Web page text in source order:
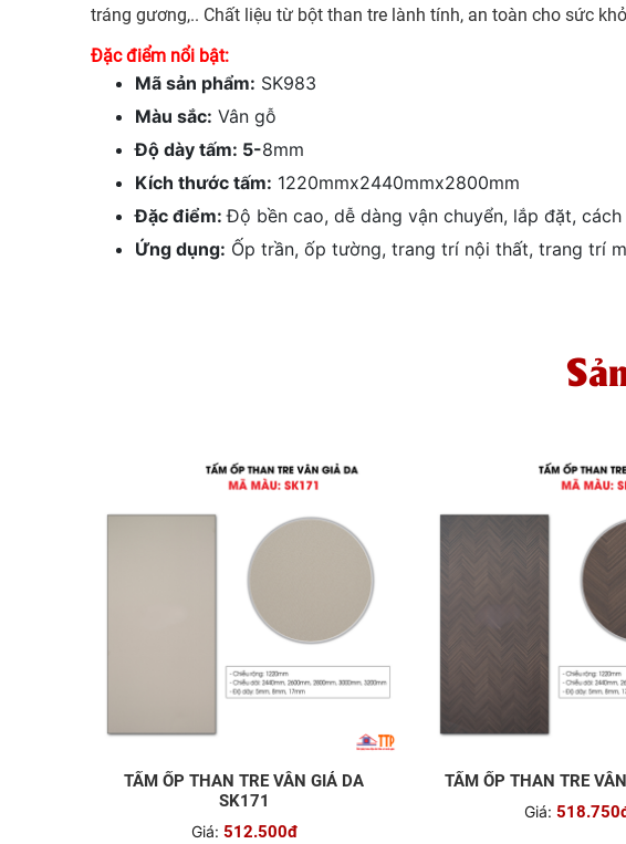
tráng gương,.. Chất liệu từ bột than tre lành tính, an toàn cho sức
Đặc điểm nổi bật:
Mã sản phẩm: SK983
Màu sắc: Vân gỗ
Độ dày tấm: 5-8mm
Kích thước tấm: 1220mmx2440mmx2800mm
Đặc điểm:Độ bền cao, dễ dàng vận chuyển, lắp đặt,
Ứng dụng: Ốp trần, ốp tường, trang trí nội thất, trang trí
TẤM ỐP THAN TRE VÂN GIẢ DA
SK171
Giá: 512.500đ
TẤM ỐP THAN TRE
Giá: